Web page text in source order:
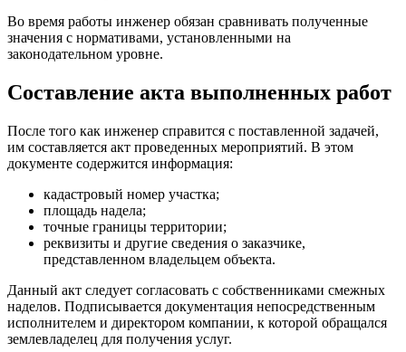
Во время работы инженер обязан сравнивать полученные
значения с нормативами, установленными на
законодательном уровне.
Составление акта выполненных работ
После того как инженер справится с поставленной задачей,
им составляется акт проведенных мероприятий. В этом
документе содержится информация:
кадастровый номер участка;
площадь надела;
точные границы территории;
реквизиты и другие сведения о заказчике,
представленном владельцем объекта.
Данный акт следует согласовать с собственниками смежных
наделов. Подписывается документация непосредственным
исполнителем и директором компании, к которой обращался
землевладелец для получения услуг.